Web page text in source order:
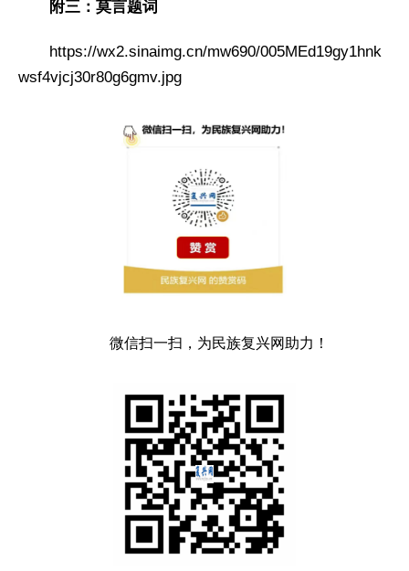
附三：莫言题词
https://wx2.sinaimg.cn/mw690/005MEd19gy1hnk
wsf4vjcj30r80g6gmv.jpg
微信扫一扫，为民族复兴网助力！